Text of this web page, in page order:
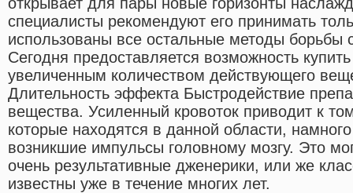
специалисты рекомендуют его принимать
использованы все остальные методы
Сегодня предоставляется возможность
увеличенным количеством действующего
Длительность эффекта Быстродействие
вещества. Усиленный кровоток приводит к
которые находятся в данной области,
возникшие импульсы головному мозгу. Это
очень результативные дженерики, или же
известны уже в течение многих лет.